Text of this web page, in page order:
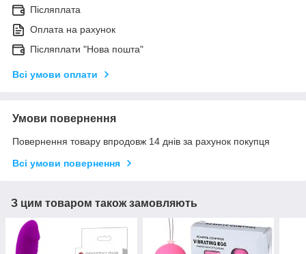
Післяплата
Оплата на рахунок
Післяплати "Нова пошта"
Всі умови оплати
Умови повернення
Повернення товару впродовж 14 днів за рахунок покупця
Всі умови повернення
З цим товаром також замовляють